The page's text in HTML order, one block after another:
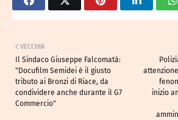
inizio
VECCHIA
Il Sindaco Giuseppe Falcomatà:
"Docufilm Semidei è il giusto
tributo ai Bronzi di Riace, da
condividere anche durante il G7
Commercio"